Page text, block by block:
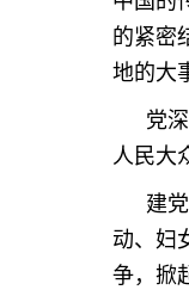
的紧密
地的大
党
人民大
建
动、妇
争，掀